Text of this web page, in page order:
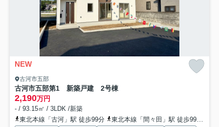
NEW
古河市五部
古河市五部第1 新築戸建 2号棟
2,190万円
- / 93.15㎡ / 3LDK /新築
東北本線「古河」駅 徒歩99分
東北本線「間々田」駅 徒歩99分